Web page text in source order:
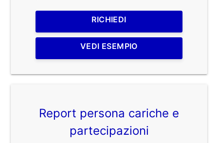
RICHIEDI
VEDI ESEMPIO
Report persona cariche e
partecipazioni